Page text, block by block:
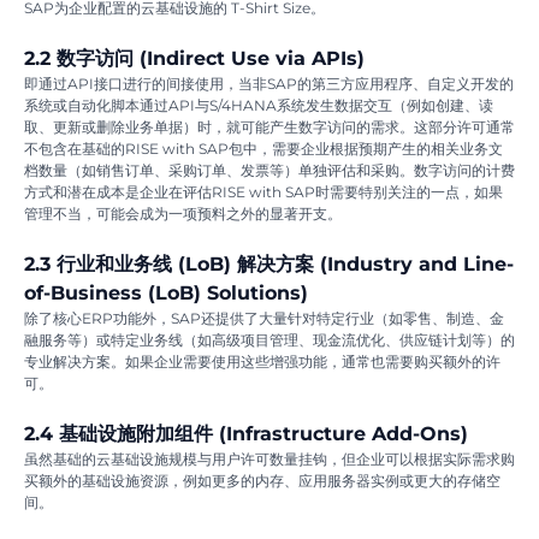
SAP为企业配置的云基础设施的 T-Shirt Size。
2.2 数字访问 (Indirect Use via APIs)
即通过API接口进行的间接使用，当非SAP的第三方应用程序、自定义开发的
系统或自动化脚本通过API与S/4HANA系统发生数据交互（例如创建、读
取、更新或删除业务单据）时，就可能产生数字访问的需求。这部分许可通常
不包含在基础的RISE with SAP包中，需要企业根据预期产生的相关业务文
档数量（如销售订单、采购订单、发票等）单独评估和采购。数字访问的计费
方式和潜在成本是企业在评估RISE with SAP时需要特别关注的一点，如果
管理不当，可能会成为一项预料之外的显著开支。
2.3 行业和业务线 (LoB) 解决方案 (Industry and Line-
of-Business (LoB) Solutions)
除了核心ERP功能外，SAP还提供了大量针对特定行业（如零售、制造、金
融服务等）或特定业务线（如高级项目管理、现金流优化、供应链计划等）的
专业解决方案。如果企业需要使用这些增强功能，通常也需要购买额外的许
可。
2.4 基础设施附加组件 (Infrastructure Add-Ons)
虽然基础的云基础设施规模与用户许可数量挂钩，但企业可以根据实际需求购
买额外的基础设施资源，例如更多的内存、应用服务器实例或更大的存储空
间。